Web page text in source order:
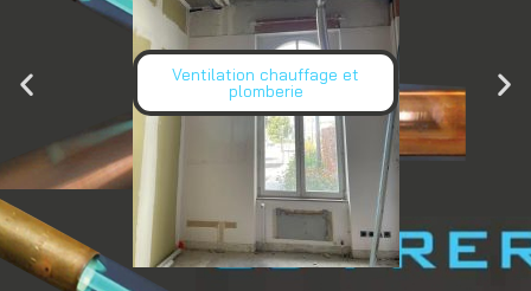
Ventilation chauffage et
plomberie